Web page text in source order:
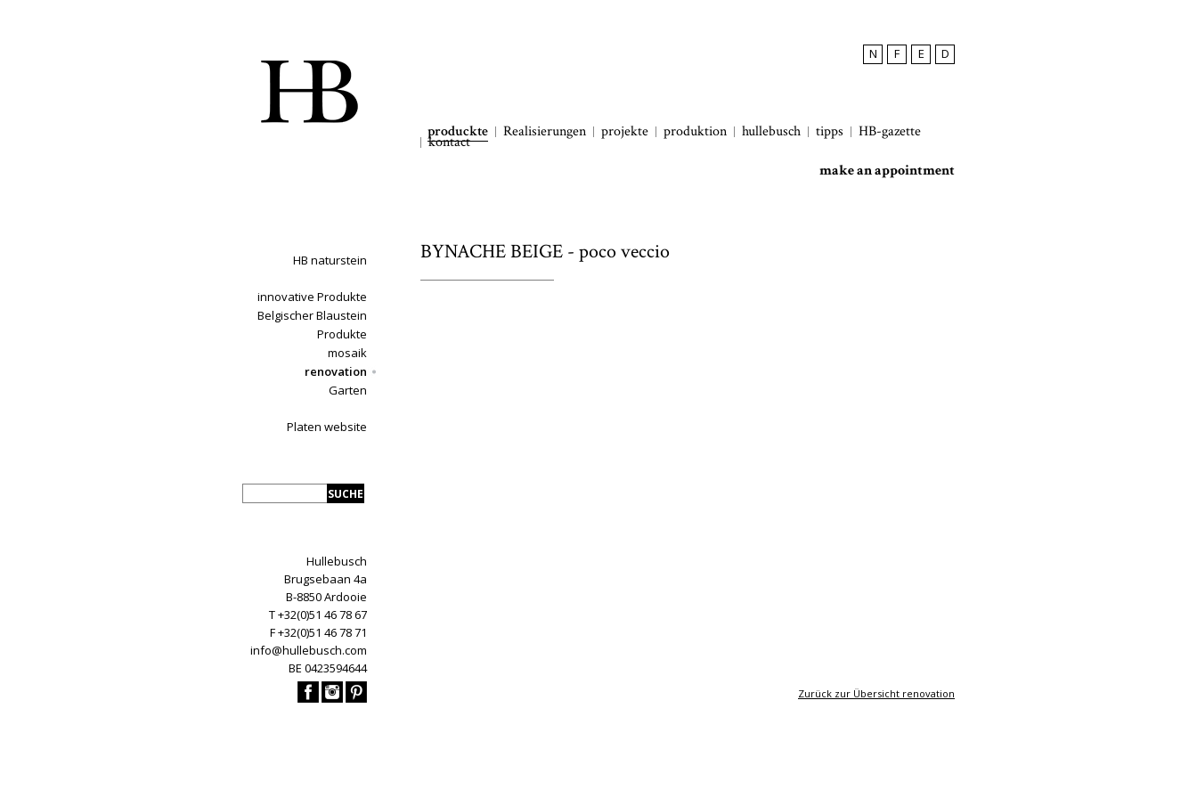
N F E D
produckte Realisierungen projekte produktion hullebusch tipps HB-gazette
kontact
make an appointment
HB naturstein
innovative Produkte
Belgischer Blaustein
Produkte
mosaik
renovation
Garten
Platen website
Hullebusch
Brugsebaan 4a
B-8850 Ardooie
T +32(0)51 46 78 67
F +32(0)51 46 78 71
info@hullebusch.com
BE 0423594644
BYNACHE BEIGE - poco veccio
Zurück zur Übersicht renovation